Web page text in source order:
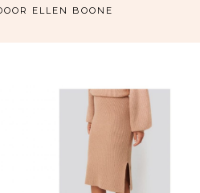
ELLEN BOONE